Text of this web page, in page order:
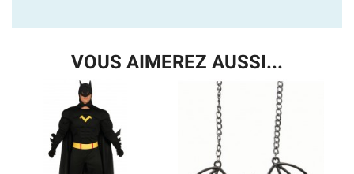
VOUS AIMEREZ AUSSI...